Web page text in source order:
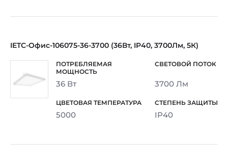
IETC-Офис-106075-36-3700 (36Вт, IP40, 3700Лм, 5К)
36 Вт 3700 Лм
5000 IP40